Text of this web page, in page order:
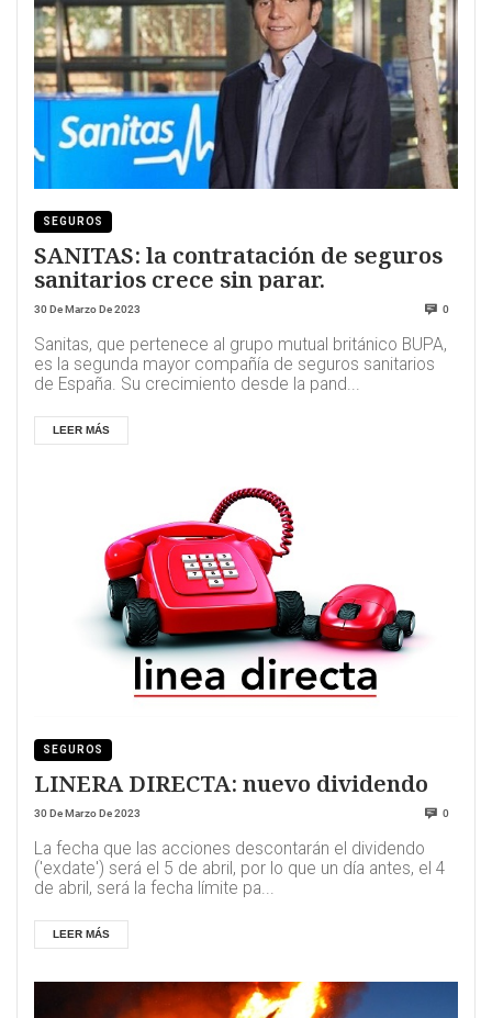
SEGUROS
SANITAS: la contratación de seguros
sanitarios crece sin parar.
30 De Marzo De 2023 0
Sanitas, que pertenece al grupo mutual británico BUPA,
es la segunda mayor compañía de seguros sanitarios
de España. Su crecimiento desde la pand...
LEER MÁS
SEGUROS
LINERA DIRECTA: nuevo dividendo
30 De Marzo De 2023 0
La fecha que las acciones descontarán el dividendo
('exdate') será el 5 de abril, por lo que un día antes, el 4
de abril, será la fecha límite pa...
LEER MÁS